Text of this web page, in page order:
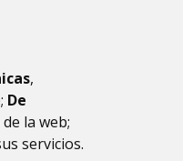
,
De
la web;
servicios.
contributors.